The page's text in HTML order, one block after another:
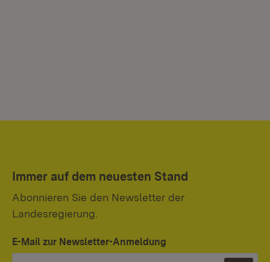
Immer auf dem neuesten Stand
Abonnieren Sie den Newsletter der
Landesregierung.
E-Mail zur Newsletter-Anmeldung